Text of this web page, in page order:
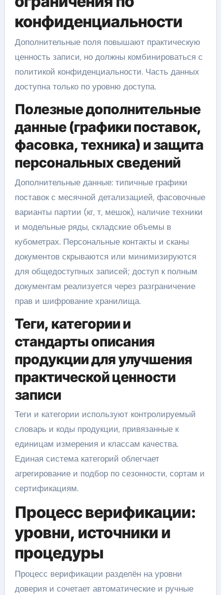
конфиденциальности
Дополнительные поля повышают практическую
ценность записи, но должны комбинироваться с
политикой конфиденциальности. Часть данных
доступна только по уровню доступа.
Полезные дополнительные
данные (графики поставок,
фасовка, техника) и защита
персональных сведений
Дополнительные данные: типичные графики
поставок с месячной детализацией, фасовочные
варианты партии (кг, т, мешок), наличие техники
и модельные ряды, складские объемы в
кубометрах. Персональные контакты и сканы
документов скрываются или минимизируются
для общедоступных записей; доступ к полным
документам реализуется через разграничение
прав и шифрование хранилища.
Теги, категории и
стандарты описания
продукции для улучшения
практической ценности
записи
Теги и категории используют контролируемый
словарь и коды продукции, привязанные к
единицам измерения и классам качества.
Единая система категорий облегчает
агрегирование и подбор по сезонности, сортам и
сертификациям.
Процесс верификации:
уровни, источники и
процедуры
Процесс верификации разделён на уровни
доверия и сочетает автоматические и ручные